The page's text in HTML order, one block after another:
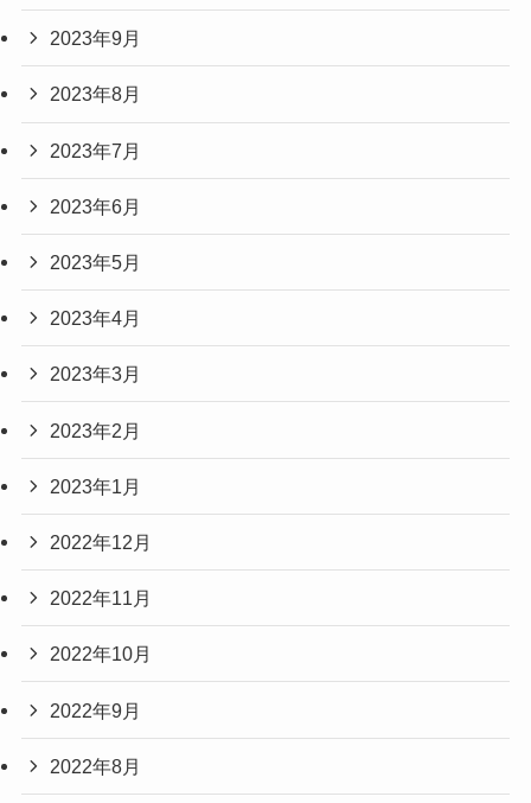
2023年9月
2023年8月
2023年7月
2023年6月
2023年5月
2023年4月
2023年3月
2023年2月
2023年1月
2022年12月
2022年11月
2022年10月
2022年9月
2022年8月